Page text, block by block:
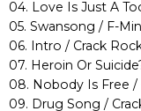
04. Love Is Just A
05. Swansong / F-
06. Intro / Crack
07. Heroin Or
08. Nobody Is Free /
09. Drug Song /